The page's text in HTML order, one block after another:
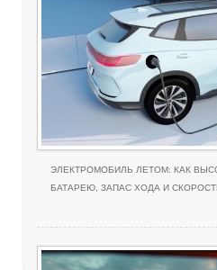
ЭЛЕКТРОМОБИЛЬ ЛЕТОМ: КАК
БАТАРЕЮ, ЗАПАС ХОДА И